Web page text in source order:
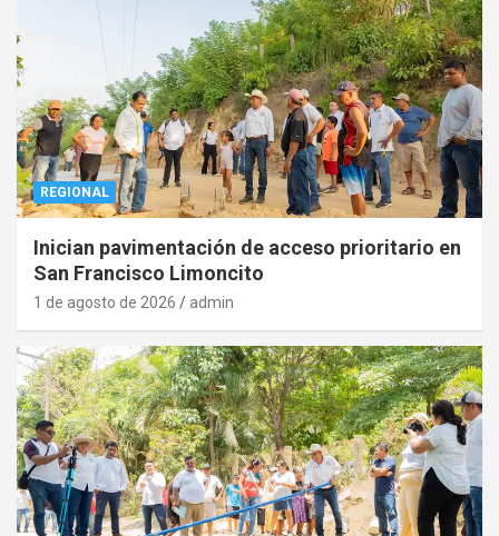
REGIONAL
Inician pavimentación de acceso prioritario en
San Francisco Limoncito
1 de agosto de 2026 admin